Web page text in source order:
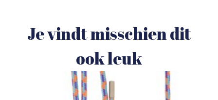
Je vindt misschien dit
ook leuk